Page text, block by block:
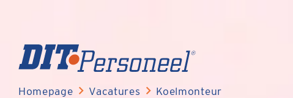
Homepage Vacatures Koelmonteur